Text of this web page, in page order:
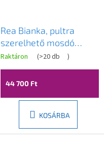
Rea Bianka, pultra
szerelhető mosdó
460x330x130 mm,
kőutánzat, REA-U0628
Raktáron (>20 db )
44 700 Ft
KOSÁRBA